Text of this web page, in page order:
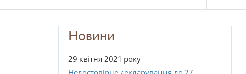
Новини
29 квітня 2021 року
Недостовірне декларування до 27